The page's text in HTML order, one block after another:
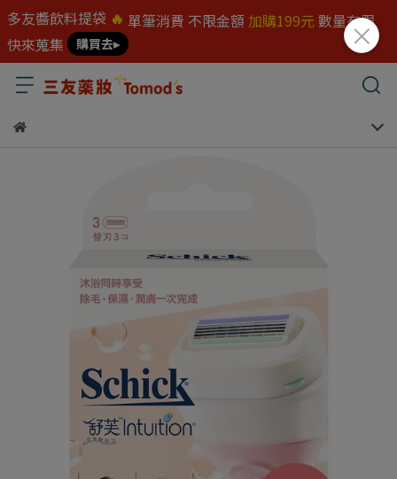
多友醬飲料提袋 🔥 單筆消費 不限金額 加購199元 數量有限
快來蒐集
購買去▸